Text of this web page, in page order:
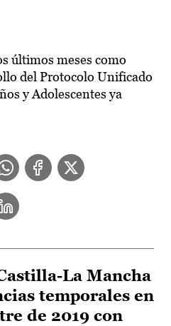
últimos meses como
del Protocolo Unificado
y Adolescentes ya
La Mancha
temporales en
de 2019 con